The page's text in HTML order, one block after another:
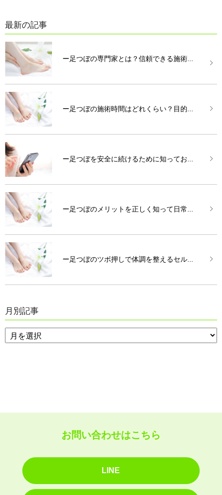
最新の記事
ー足つぼの専門家とは？信頼できる施術...
ー足つぼの施術時間はどれくらい？目的...
ー足つぼを安全に続けるために知ってお...
ー足つぼのメリットを正しく知って日常...
ー足つぼのツボ押しで体調を整えるセル...
月別記事
お問い合わせはこちら
LINE